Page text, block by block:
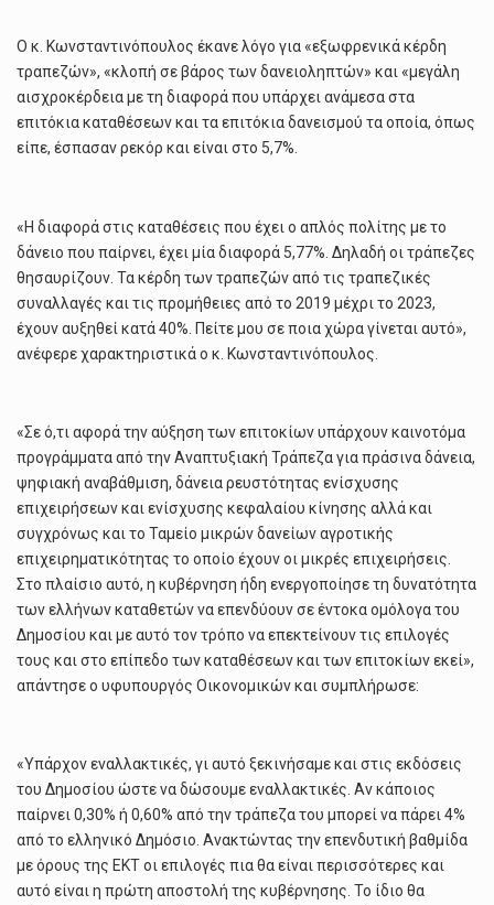
Ο κ. Κωνσταντινόπουλος έκανε λόγο για «εξωφρενικά κέρδη
τραπεζών», «κλοπή σε βάρος των δανειοληπτών» και «μεγάλη
αισχροκέρδεια με τη διαφορά που υπάρχει ανάμεσα στα
επιτόκια καταθέσεων και τα επιτόκια δανεισμού τα οποία, όπως
είπε, έσπασαν ρεκόρ και είναι στο 5,7%.
«Η διαφορά στις καταθέσεις που έχει ο απλός πολίτης με το
δάνειο που παίρνει, έχει μία διαφορά 5,77%. Δηλαδή οι τράπεζες
θησαυρίζουν. Τα κέρδη των τραπεζών από τις τραπεζικές
συναλλαγές και τις προμήθειες από το 2019 μέχρι το 2023,
έχουν αυξηθεί κατά 40%. Πείτε μου σε ποια χώρα γίνεται αυτό»,
ανέφερε χαρακτηριστικά ο κ. Κωνσταντινόπουλος.
«Σε ό,τι αφορά την αύξηση των επιτοκίων υπάρχουν καινοτόμα
προγράμματα από την Αναπτυξιακή Τράπεζα για πράσινα δάνεια,
ψηφιακή αναβάθμιση, δάνεια ρευστότητας ενίσχυσης
επιχειρήσεων και ενίσχυσης κεφαλαίου κίνησης αλλά και
συγχρόνως και το Ταμείο μικρών δανείων αγροτικής
επιχειρηματικότητας το οποίο έχουν οι μικρές επιχειρήσεις.
Στο πλαίσιο αυτό, η κυβέρνηση ήδη ενεργοποίησε τη δυνατότητα
των ελλήνων καταθετών να επενδύουν σε έντοκα ομόλογα του
Δημοσίου και με αυτό τον τρόπο να επεκτείνουν τις επιλογές
τους και στο επίπεδο των καταθέσεων και των επιτοκίων εκεί»,
απάντησε ο υφυπουργός Οικονομικών και συμπλήρωσε:
«Υπάρχον εναλλακτικές, γι αυτό ξεκινήσαμε και στις εκδόσεις
του Δημοσίου ώστε να δώσουμε εναλλακτικές. Αν κάποιος
παίρνει 0,30% ή 0,60% από την τράπεζα του μπορεί να πάρει 4%
από το ελληνικό Δημόσιο. Ανακτώντας την επενδυτική βαθμίδα
με όρους της ΕΚΤ οι επιλογές πια θα είναι περισσότερες και
αυτό είναι η πρώτη αποστολή της κυβέρνησης. Το ίδιο θα